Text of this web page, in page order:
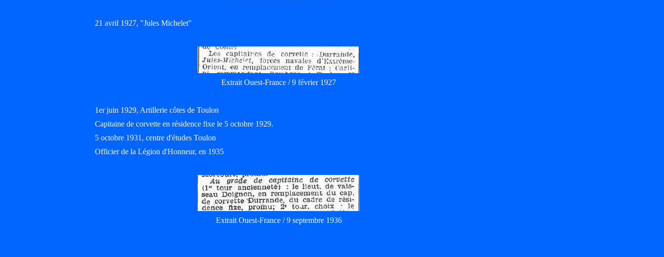
21 avril 1927, "Jules Michelet"
Extrait Ouest-France / 9 février 1927
1er juin 1929, Artillerie côtes de Toulon
Capitaine de corvette en résidence fixe le 5 octobre 1929.
5 octobre 1931, centre d'études Toulon
Officier de la Légion d'Honneur, en 1935
Extrait Ouest-France / 9 septembre 1936